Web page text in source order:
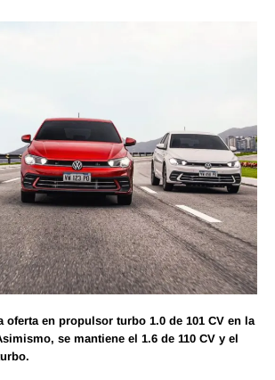
oferta en propulsor turbo 1.0 de 101 CV en la
se mantiene el 1.6 de 110 CV y el